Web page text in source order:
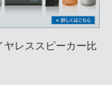
レススピーカー比